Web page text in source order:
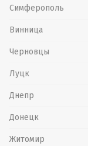
Симферополь
Винница
Черновцы
Луцк
Днепр
Донецк
Житомир